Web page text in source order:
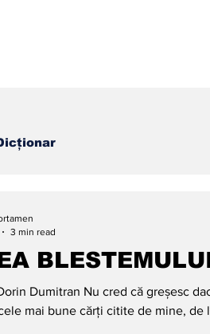
că greșesc dacă spun că
mai bune cărți citite de mine, de
3 min read